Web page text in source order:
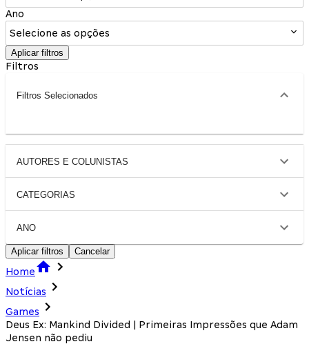
Ano
Selecione as opções
Aplicar filtros
Filtros
Filtros Selecionados
AUTORES E COLUNISTAS
CATEGORIAS
ANO
Aplicar filtros Cancelar
Home
Notícias
Games
Deus Ex: Mankind Divided | Primeiras Impressões que Adam
Jensen não pediu